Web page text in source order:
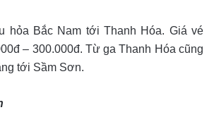
hỏa Bắc Nam tới Thanh Hóa. Giá vé
– 300.000đ. Từ ga Thanh Hóa cũng
tới Sầm Sơn.